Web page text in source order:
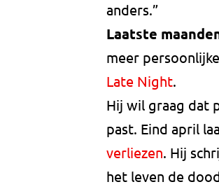
anders.”
Laatste
meer
Late Night.
Hij wil graag dat
past. Eind april
verliezen. Hij
het leven de